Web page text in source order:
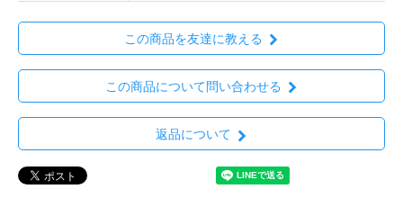
この商品を友達に教える
この商品について問い合わせる
返品について